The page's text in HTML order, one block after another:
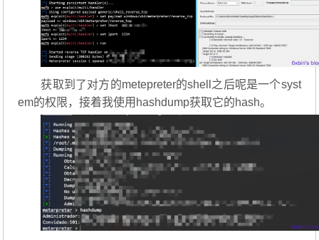
获取到了对方的metepreter的shell之后呢是一个syst
em的权限，接着我使用hashdump获取它的hash。